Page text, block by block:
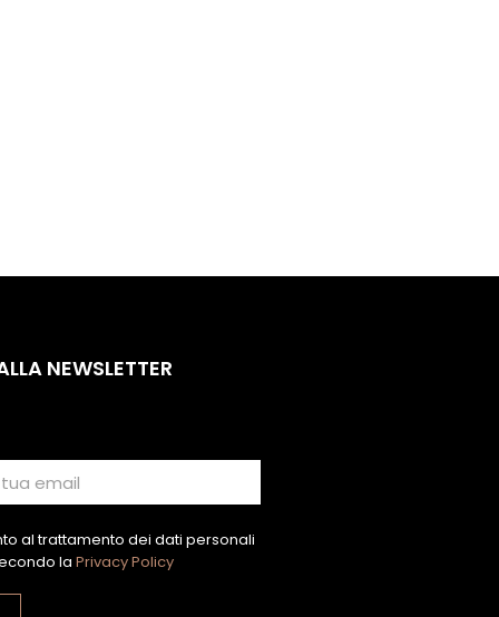
NEWSLETTER
al trattamento dei dati personali
la Privacy Policy